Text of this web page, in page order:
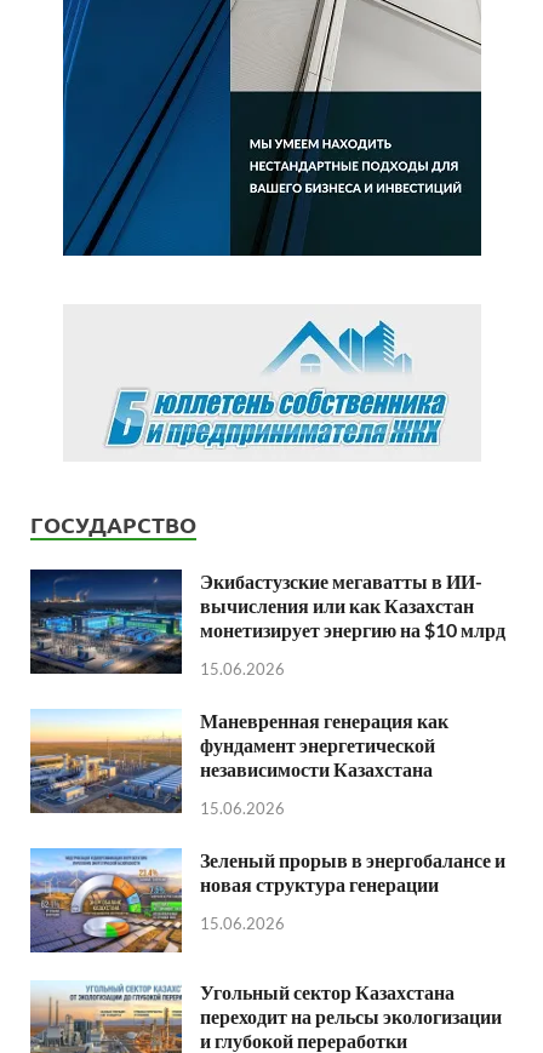
ГОСУДАРСТВО
Экибастузские мегаватты в ИИ-
вычисления или как Казахстан
монетизирует энергию на $10 млрд
15.06.2026
Маневренная генерация как
фундамент энергетической
независимости Казахстана
15.06.2026
Зеленый прорыв в энергобалансе и
новая структура генерации
15.06.2026
Угольный сектор Казахстана
переходит на рельсы экологизации
и глубокой переработки